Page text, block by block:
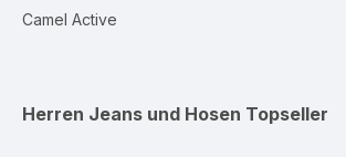
Camel Active
Herren Jeans und Hosen Topseller